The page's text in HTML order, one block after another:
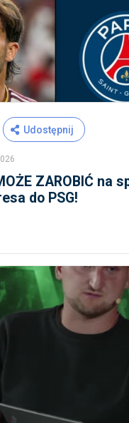
Udostępnij
ZAROBIĆ na
do PSG!